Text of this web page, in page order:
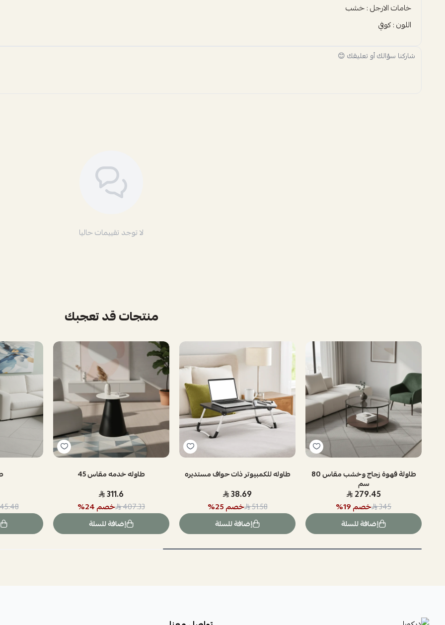
خامات الارجل : خشب
اللون : كوفي
لا توجد تقييمات حاليا
منتجات قد تعجبك
طاولة قهوة زجاج وخشب مقاس 80
سم
279.45
345 خصم19
%
إضافة للسلة
طاوله للكمبيوتر ذات حواف مستديره
38.69
51.58 خصم25
%
إضافة للسلة
طاوله خدمه مقاس 45
311.6
407.33 خصم24
%
إضافة للسلة